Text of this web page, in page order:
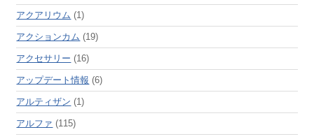
アクアリウム (1)
アクションカム (19)
アクセサリー (16)
アップデート情報 (6)
アルティザン (1)
アルファ (115)